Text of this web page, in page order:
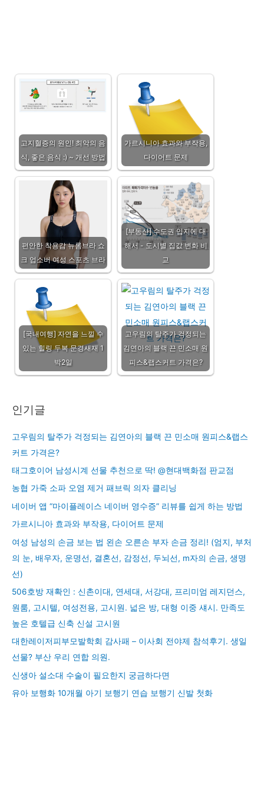
고지혈증의 원인! 최악의 음
식, 좋은 음식 :) ~ 개선 방법
가르시니아 효과와 부작용,
다이어트 문제
편안한 착용감 뉴롬브라 쇼
크 업소버 여성 스포츠 브라
[부동산] 수도권 입지에 대
해서 - 도시별 집값 변화 비
교
[국내여행] 자연을 느낄 수
있는 힐링 두복 문경새재 1
박2일
고우림의 탈주가 걱정되는
김연아의 블랙 끈 민소매 원
피스&랩스커트 가격은?
인기글
고우림의 탈주가 걱정되는 김연아의 블랙 끈 민소매 원피스&랩스
커트 가격은?
태그호이어 남성시계 선물 추천으로 딱! @현대백화점 판교점
농협 가죽 소파 오염 제거 패브릭 의자 클리닝
네이버 앱 “마이플레이스 네이버 영수증” 리뷰를 쉽게 하는 방법
가르시니아 효과와 부작용, 다이어트 문제
여성 남성의 손금 보는 법 왼손 오른손 부자 손금 정리! (엄지, 부처
의 눈, 배우자, 운명선, 결혼선, 감정선, 두뇌선, m자의 손금, 생명
선)
506호방 재확인 : 신촌이대, 연세대, 서강대, 프리미엄 레지던스,
원룸, 고시텔, 여성전용, 고시원. 넓은 방, 대형 이중 섀시. 만족도
높은 호텔급 신축 신설 고시원
대한레이저피부모발학회 감사패 – 이사회 전야제 참석후기. 생일
선물? 부산 우리 연합 의원.
신생아 설소대 수술이 필요한지 궁금하다면
유아 보행화 10개월 아기 보행기 연습 보행기 신발 첫화